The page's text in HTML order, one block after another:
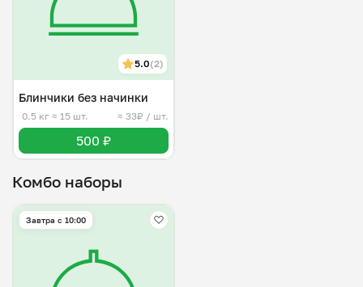
5.0(2)
Блинчики без начинки
0.5 кг ≈ 15 шт. ≈ 33₽ / шт.
500 ₽
Комбо наборы
Завтра c 10:00